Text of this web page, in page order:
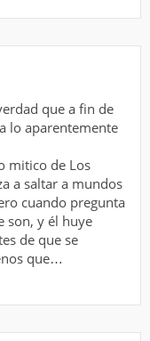
que a fin de
lo aparentemente
mitico de Los
a saltar a mundos
cuando pregunta
son, y él huye
de que se
que…